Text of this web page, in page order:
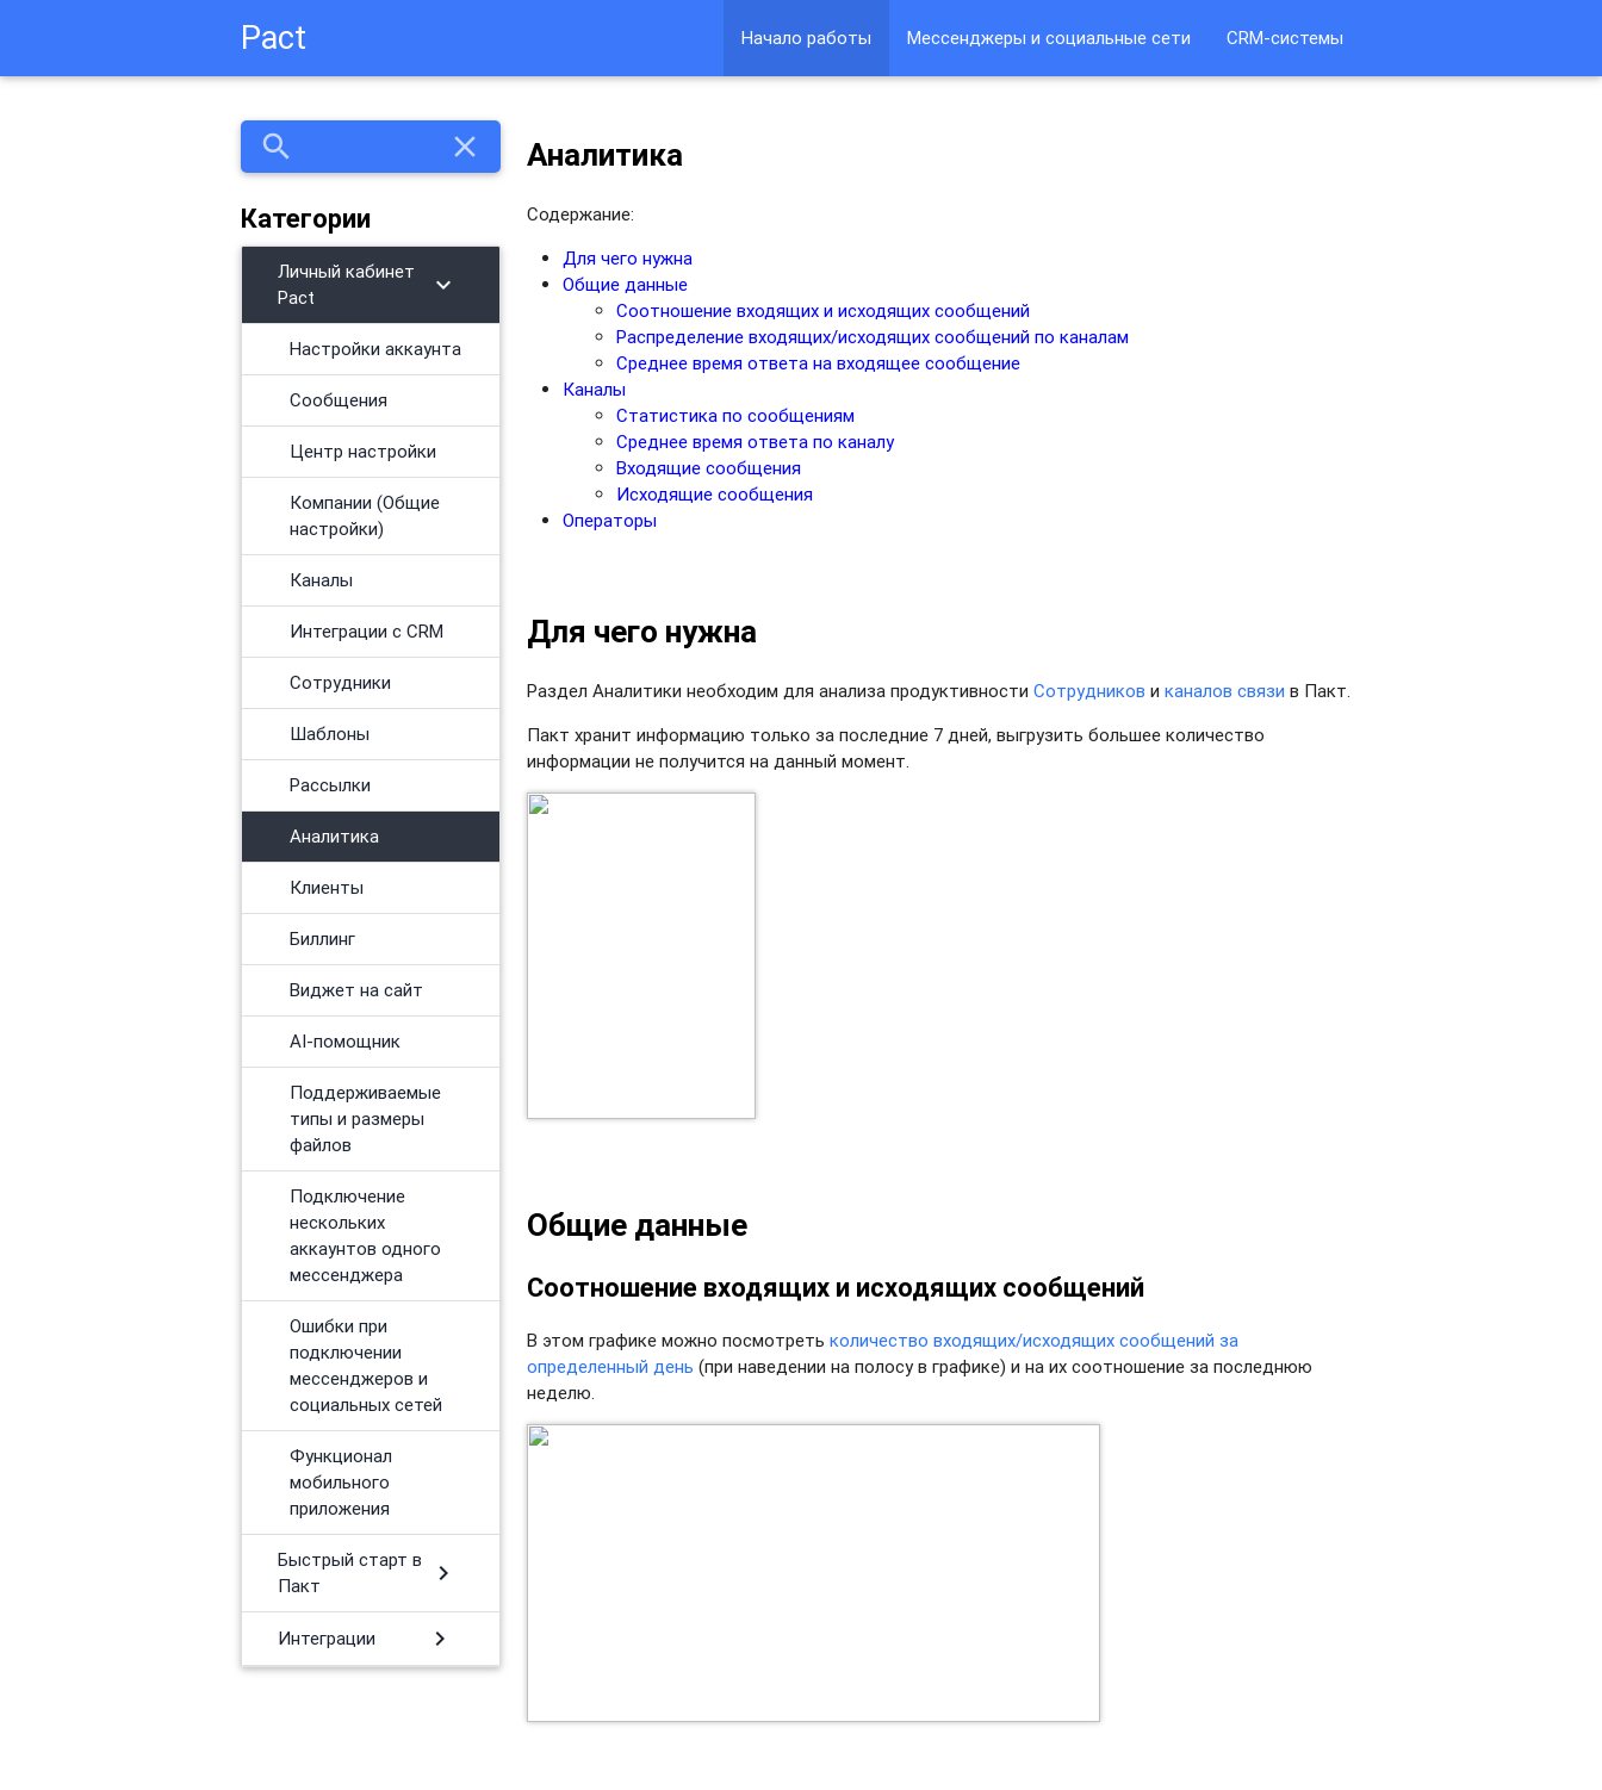
Pact Начало работы Мессенджеры и социальные сети CRM-системы
search close
Категории
Личный кабинет
Pact
chevron_right
Настройки аккаунта
Сообщения
Центр настройки
Компании (Общие
настройки)
Каналы
Интеграции с CRM
Сотрудники
Шаблоны
Рассылки
Аналитика
Клиенты
Биллинг
Виджет на сайт
AI-помощник
Поддерживаемые
типы и размеры
файлов
Подключение
нескольких
аккаунтов одного
мессенджера
Ошибки при
подключении
мессенджеров и
социальных сетей
Функционал
мобильного
приложения
Быстрый старт в
Пакт
chevron_right
Интеграции chevron_right
Аналитика
Содержание:
Для чего нужна
Общие данные
Соотношение входящих и исходящих сообщений
Распределение входящих/исходящих сообщений по каналам
Среднее время ответа на входящее сообщение
Каналы
Статистика по сообщениям
Среднее время ответа по каналу
Входящие сообщения
Исходящие сообщения
Операторы
Для чего нужна
Раздел Аналитики необходим для анализа продуктивностиСотрудников иканалов связи в Пакт.
Пакт хранит информацию только за последние 7 дней, выгрузить большее количество
информации не получится на данный момент.
Общие данные
Соотношение входящих и исходящих сообщений
В этом графике можно посмотретьколичество входящих/исходящих сообщений за
определенный день (при наведении на полосу в графике) и на их соотношение за последнюю
неделю.